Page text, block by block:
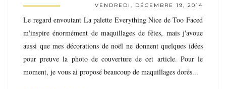
VENDREDI, DÉCEMBRE 19, 2014
Le regard envoutant La palette Everything Nice de Too Faced
m'inspire énormément de maquillages de fêtes, mais j'avoue
aussi que mes décorations de noël ne donnent quelques idées
pour preuve la photo de couverture de cet article. Pour le
moment, je vous ai proposé beaucoup de maquillages dorés...